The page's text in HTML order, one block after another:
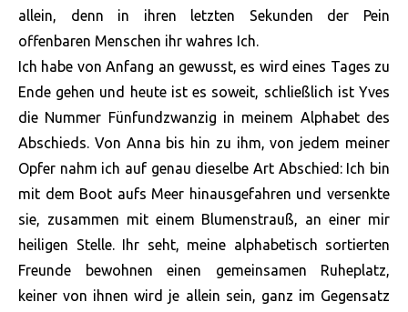
allein, denn in ihren letzten Sekunden der Pein
offenbaren Menschen ihr wahres Ich.
Ich habe von Anfang an gewusst, es wird eines Tages zu
Ende gehen und heute ist es soweit, schließlich ist Yves
die Nummer Fünfundzwanzig in meinem Alphabet des
Abschieds. Von Anna bis hin zu ihm, von jedem meiner
Opfer nahm ich auf genau dieselbe Art Abschied: Ich bin
mit dem Boot aufs Meer hinausgefahren und versenkte
sie, zusammen mit einem Blumenstrauß, an einer mir
heiligen Stelle. Ihr seht, meine alphabetisch sortierten
Freunde bewohnen einen gemeinsamen Ruheplatz,
keiner von ihnen wird je allein sein, ganz im Gegensatz